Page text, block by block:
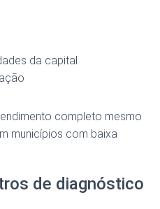
da capital
completo mesmo
municípios com baixa
de diagnóstico